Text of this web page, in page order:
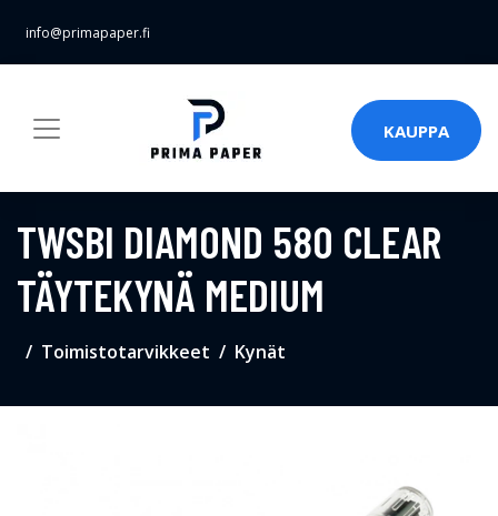
info@primapaper.fi
KAUPPA
TWSBI DIAMOND 580 CLEAR
TÄYTEKYNÄ MEDIUM
Toimistotarvikkeet Kynät